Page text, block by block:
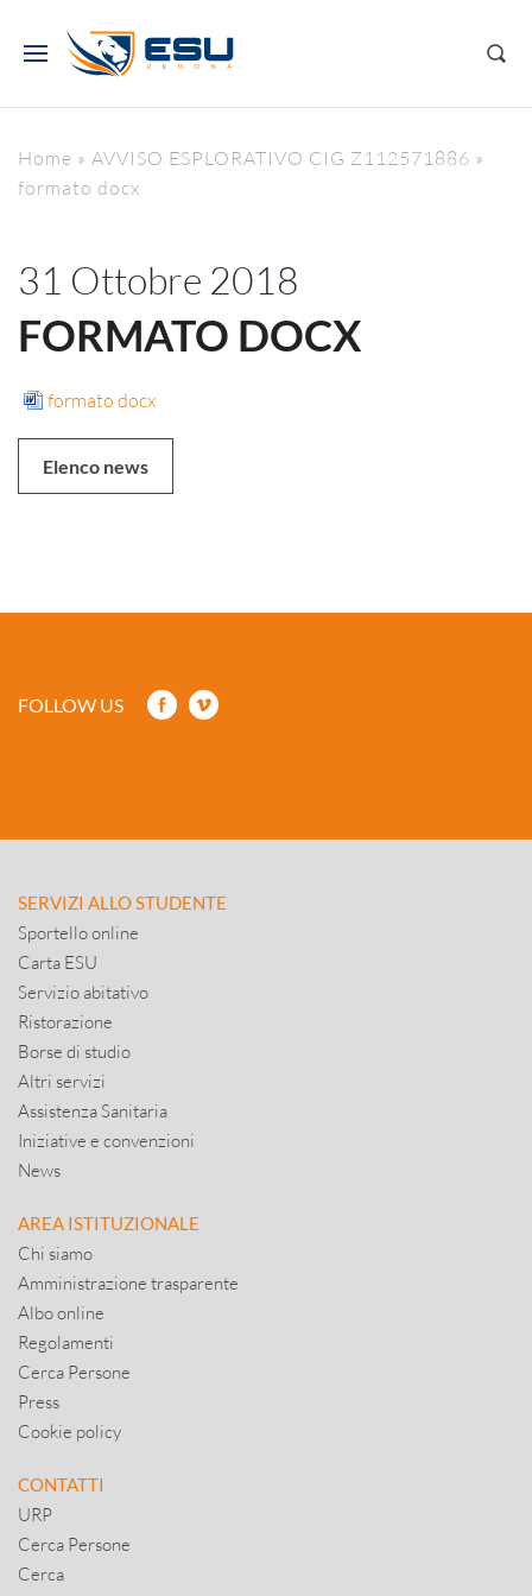
Home » AVVISO ESPLORATIVO CIG Z112571886 »
formato docx
31 Ottobre 2018
FORMATO DOCX
formato docx
Elenco news
FOLLOW US
SERVIZI ALLO STUDENTE
Sportello online
Carta ESU
Servizio abitativo
Ristorazione
Borse di studio
Altri servizi
Assistenza Sanitaria
Iniziative e convenzioni
News
AREA ISTITUZIONALE
Chi siamo
Amministrazione trasparente
Albo online
Regolamenti
Cerca Persone
Press
Cookie policy
CONTATTI
URP
Cerca Persone
Cerca